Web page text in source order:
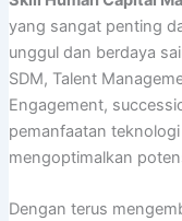
yang sangat penting
unggul dan berdaya
SDM, Talent
Engagement,
pemanfaatan
mengoptimalkan
Dengan terus